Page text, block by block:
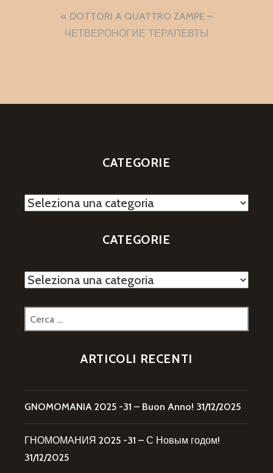
Navigazione
articoli
DOTTORI A QUATTRO ZAMPE –
ЧЕТВЕРОНОГИЕ ТЕРАПЕВТЫ
CATEGORIE
Categorie
CATEGORIE
Categorie
Ricerca
per:
ARTICOLI RECENTI
GNOMOMANIA 2025 -31 – Buon Anno! 31/12/2025
ГНОМОМАНИЯ 2025 -31 – С Новым годом!
31/12/2025